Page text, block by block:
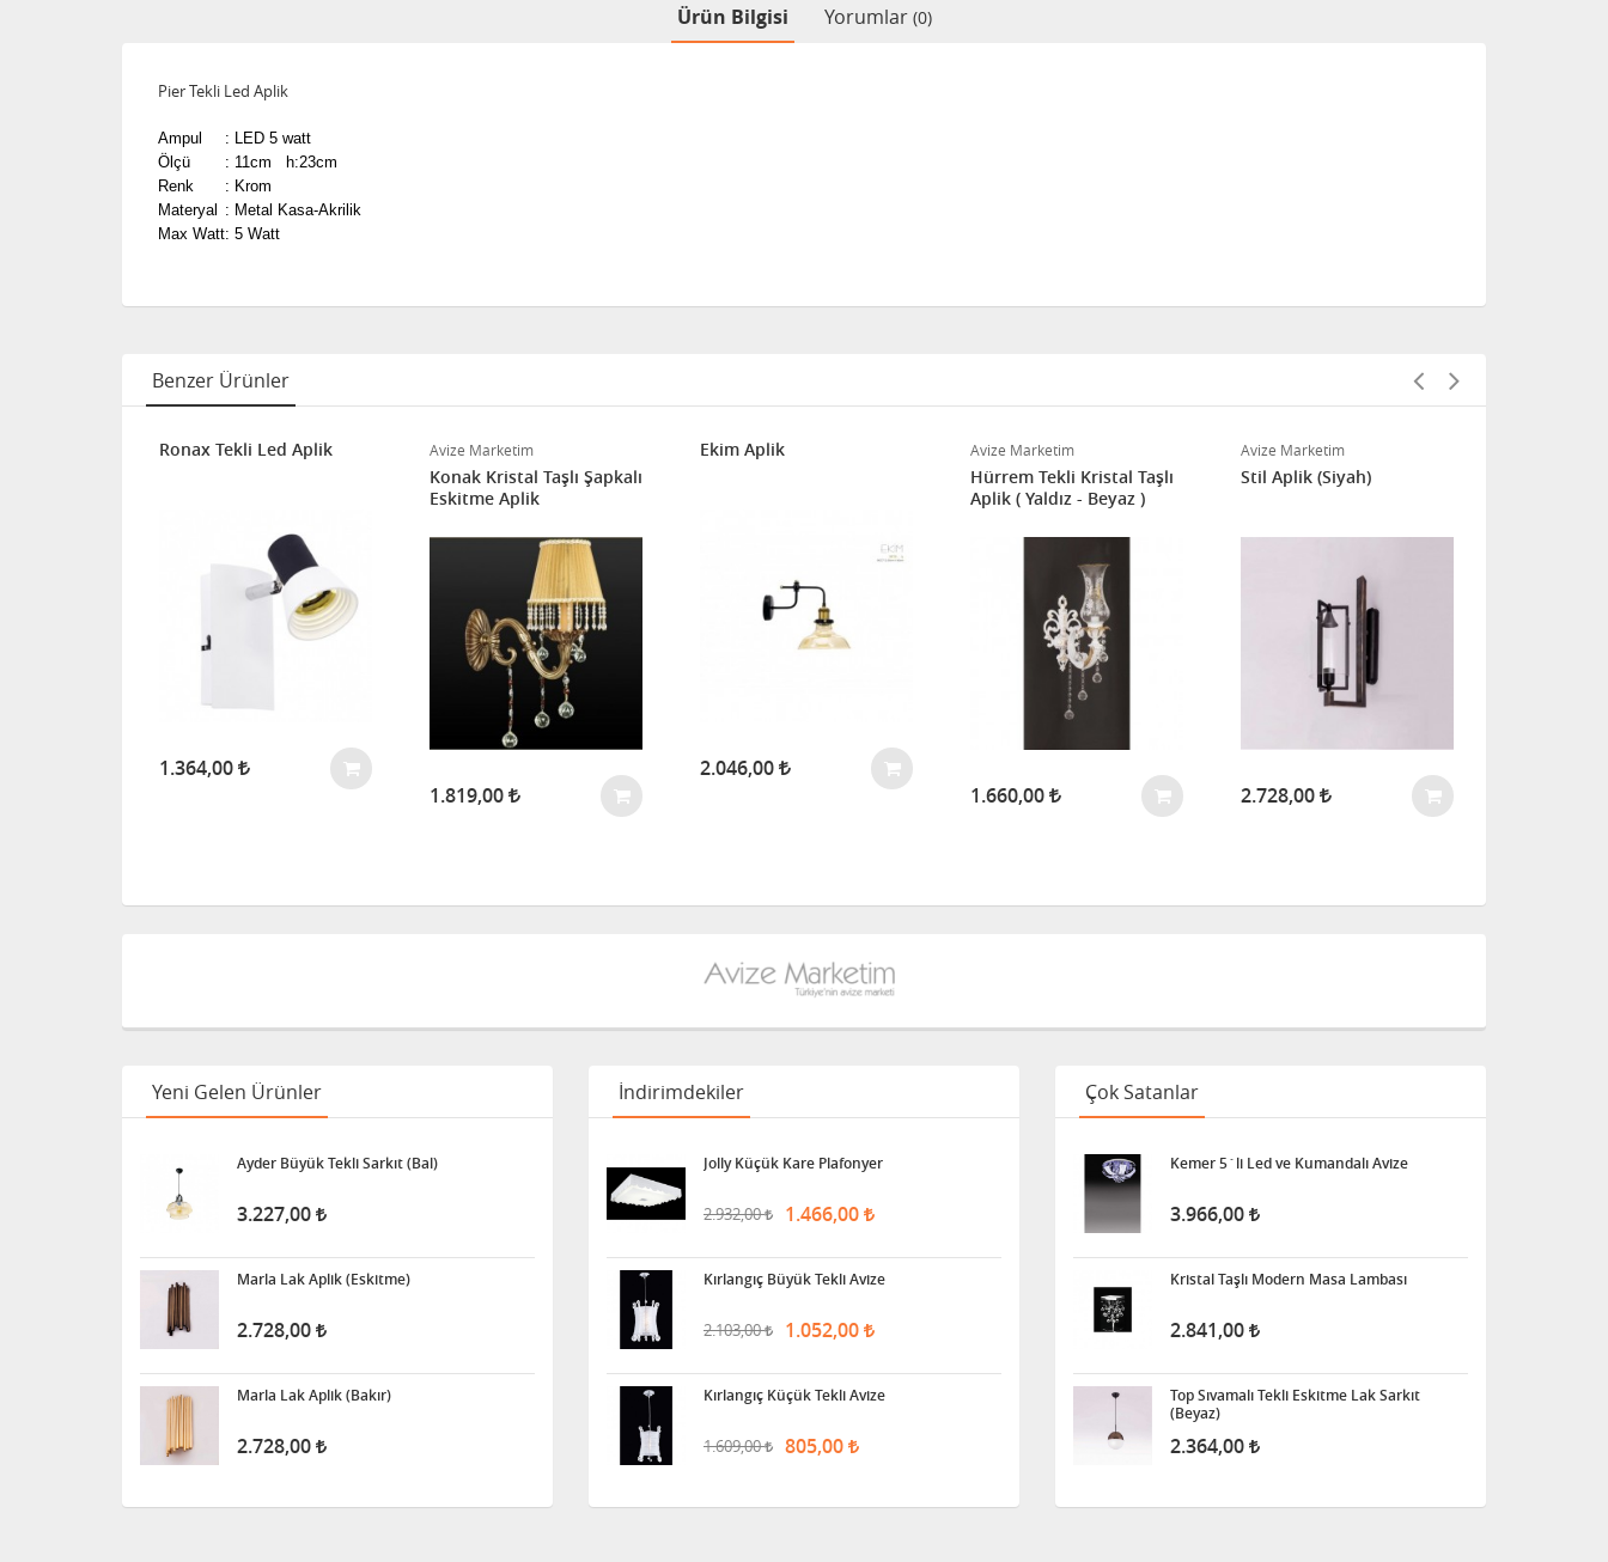
Ürün Bilgisi Yorumlar (0)
Pier Tekli Led Aplik
Ampul : LED 5 watt
Ölçü
: 11cm h:23cm
Renk
: Krom
Materyal : Metal Kasa-Akrilik
Max Watt: 5 Watt
Benzer Ürünler
Ronax Tekli Led Aplik
1.364,00
Avize Marketim
Konak Kristal Taşlı Şapkalı
Eskitme Aplik
1.819,00
Ekim Aplik
2.046,00
Avize Marketim
Hürrem Tekli Kristal Taşlı
Aplik ( Yaldız - Beyaz )
1.660,00
Avize Marketim
Stil Aplik (Siyah)
2.728,00
Yeni Gelen Ürünler
Ayder Büyük Tekli Sarkıt (Bal)
3.227,00
Marla Lak Aplik (Eskitme)
2.728,00
Marla Lak Aplik (Bakır)
2.728,00
İndirimdekiler
Jolly Küçük Kare Plafonyer
2.932,00 1.466,00
Kırlangıç Büyük Tekli Avize
2.103,00 1.052,00
Kırlangıç Küçük Tekli Avize
1.609,00 805,00
Çok Satanlar
Kemer 5´li Led ve Kumandalı Avize
3.966,00
Kristal Taşlı Modern Masa Lambası
2.841,00
Top Sıvamalı Tekli Eskitme Lak Sarkıt
(Beyaz)
2.364,00